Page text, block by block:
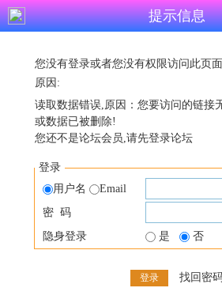
提示信息
您没有登录或者您没有权限访问此页
原因:
读取数据错误,原因：您要访问的链接
或数据已被删除!
您还不是论坛会员,请先登录论坛
登录
用户名
Email
密 码
隐身登录
是 否
找回密